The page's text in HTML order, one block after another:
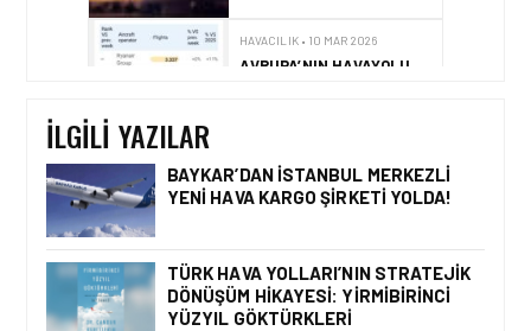
HAVACILIK • 10 MAR 2026
AVRUPA’NIN HAVAYOLU
TÜRK TAKIMINA GURUR
DOLU DESTEK!
İLGILI YAZILAR
BAYKAR’DAN İSTANBUL MERKEZLI
YENI HAVA KARGO ŞIRKETI YOLDA!
TÜRK HAVA YOLLARI’NIN STRATEJIK
DÖNÜŞÜM HIKAYESI: YIRMIBIRINCI
YÜZYIL GÖKTÜRKLERI